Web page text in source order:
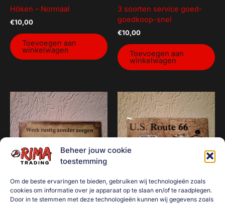
Beheer jouw cookie
toestemming
Om de beste ervaringen te bieden, gebruiken wij technologieën zoals
cookies om informatie over je apparaat op te slaan en/of te raadplegen.
Door in te stemmen met deze technologieën kunnen wij gegevens zoals
Höken – Normaal
€10,00
Toevoegen aan
winkelwagen
3 soorten service goed-
goedkoop-snel
€10,00
Toevoegen aan
winkelwagen
werk rustig zonder zorgen ROUTE US 66